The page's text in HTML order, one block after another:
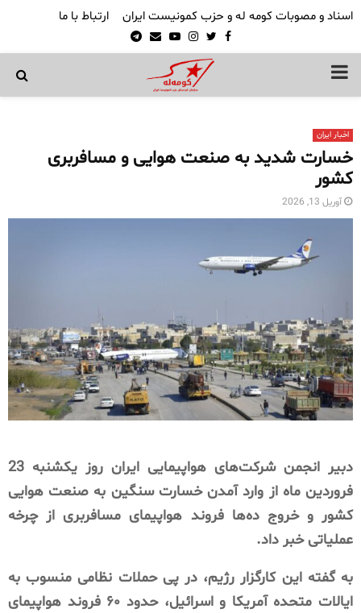
اسناد و مصوبات کومه له و حزب کمونیست ایران ارتباط با ما
Facebook
Twitter
Instagram
Youtube
Email
Telegram
PRIMARY
اخبار ایران
خسارت شدید به صنعت هوایی و مسافربری
کشور
آوریل 13, 2026
دبیر انجمن شرکت‌های هواپیمایی ایران روز یکشنبه 23
فروردین ماه از وارد آمدن خسارت سنگین به صنعت هوایی
کشور و خروج ده‌ها فروند هواپیمای مسافربری از چرخه
عملیاتی خبر داد.
به گفته این کارگزار رژیم، در پی حملات نظامی منسوب به
ایالات متحده آمریکا و اسرائیل، حدود ۶۰ فروند هواپیمای